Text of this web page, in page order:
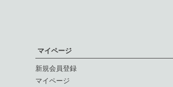
マイページ
新規会員登録
マイページ